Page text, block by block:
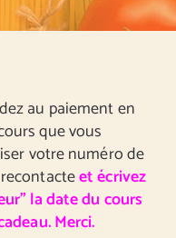
au paiement en
que vous
votre numéro de
et écrivez
la date du cours
Merci.